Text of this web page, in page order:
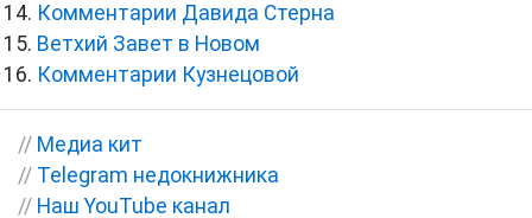
Комментарии Давида Стерна
Ветхий Завет в Новом
Комментарии Кузнецовой
// Медиа кит
// Telegram недокнижника
// Наш YouTube канал